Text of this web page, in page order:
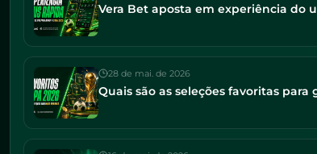
Vera Bet aposta em experiência do
28 de mai. de 2026
Quais são as seleções favoritas